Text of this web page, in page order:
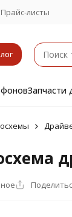
Прайс-листы
Запчасти